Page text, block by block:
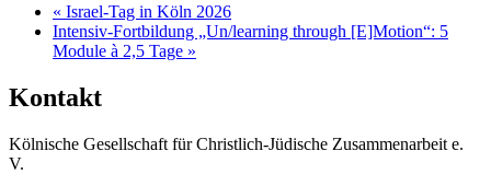
« Israel-Tag in Köln 2026
Intensiv-Fortbildung „Un/learning through [E]Motion“: 5
Module à 2,5 Tage »
Kontakt
Kölnische Gesellschaft für Christlich-Jüdische Zusammenarbeit e.
V.